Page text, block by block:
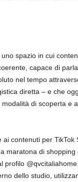
spazio in cui
capace di
nel tempo
diretta – e che
di scoperta e
contenuti per TikTok
maratona di
dello studio,